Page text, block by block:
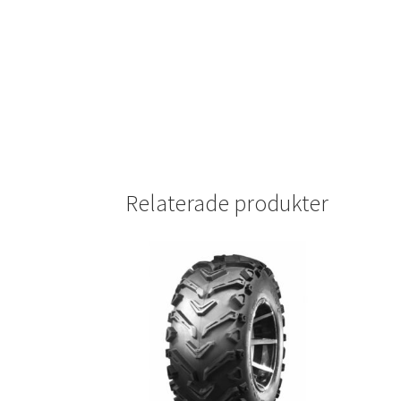
Relaterade produkter